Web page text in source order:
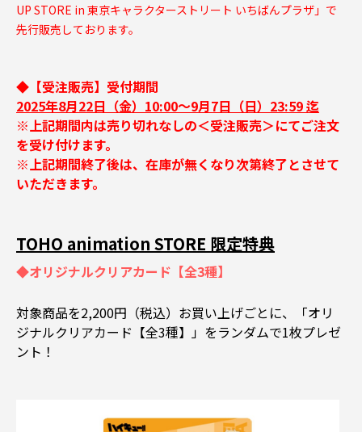
UP STORE in 東京キャラクターストリート いちばんプラザ」で
先行販売しております。
◆【受注販売】受付期間
2025年8月22日（金）10:00～9月7日（日）23:59 迄
※上記期間内は売り切れなしの＜受注販売＞にてご注文
を受け付けます。
※上記期間終了後は、在庫が無くなり次第終了とさせて
いただきます。
TOHO animation STORE 限定特典
◆オリジナルクリアカード【全3種】
対象商品を2,200円（税込）お買い上げごとに、「オリ
ジナルクリアカード【全3種】」をランダムで1枚プレゼ
ント！